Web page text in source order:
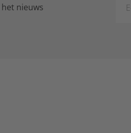
nieuws